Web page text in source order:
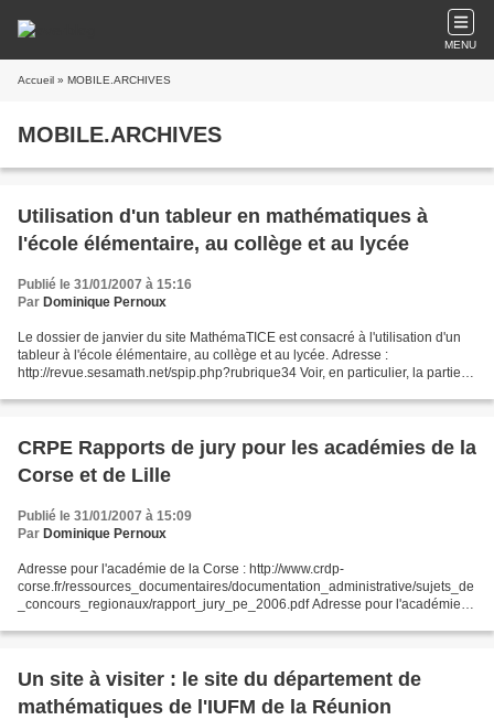
MENU
Accueil » MOBILE.ARCHIVES
MOBILE.ARCHIVES
Utilisation d'un tableur en mathématiques à
l'école élémentaire, au collège et au lycée
Publié le 31/01/2007 à 15:16
Par Dominique Pernoux
Le dossier de janvier du site MathémaTICE est consacré à l'utilisation d'un
tableur à l'école élémentaire, au collège et au lycée. Adresse :
http://revue.sesamath.net/spip.php?rubrique34 Voir, en particulier, la partie
CRPE Rapports de jury pour les académies de la
Corse et de Lille
Publié le 31/01/2007 à 15:09
Par Dominique Pernoux
Adresse pour l'académie de la Corse : http://www.crdp-
corse.fr/ressources_documentaires/documentation_administrative/sujets_de
_concours_regionaux/rapport_jury_pe_2006.pdf Adresse pour l'académie
lille.fr/informations/examens/downloads/pe_rapport06.pdf...
Un site à visiter : le site du département de
mathématiques de l'IUFM de la Réunion